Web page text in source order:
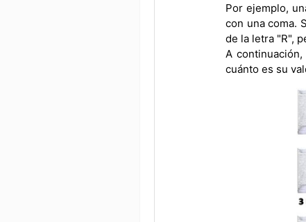
Por ejemplo,
con una coma.
de la letra "R",
A
cuánto es su